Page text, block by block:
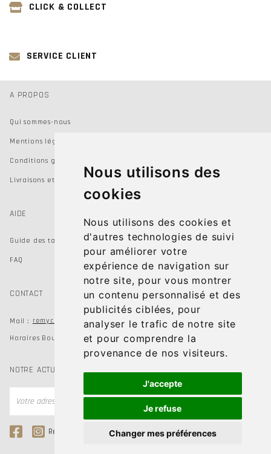
Nous utilisons des
cookies
Nous utilisons des cookies et
d'autres technologies de suivi
pour améliorer votre
expérience de navigation sur
notre site, pour vous montrer
un contenu personnalisé et des
publicités ciblées, pour
analyser le trafic de notre site
et pour comprendre la
provenance de nos visiteurs.
J'accepte
Je refuse
Changer mes préférences
CLICK & COLLECT
SERVICE CLIENT
A PROPOS
Qui sommes-nous
Mentions légales
Conditions générales de vente
Livraisons et Retours
AIDE
Guide des tailles
FAQ
CONTACT
Mail : remychausseur@gmail.com
Horaires Boutiques du mardi au samedi de 9h à 19h
NOTRE ACTUALITÉ
OK
Remy Chausseur Remy Kids Shoes